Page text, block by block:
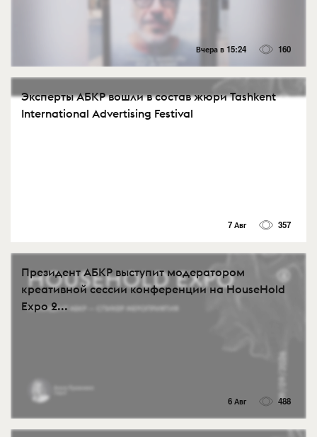
Вчера в 15:24 160
Эксперты АБКР вошли в состав жюри Tashkent
International Advertising Festival
7 Авг 357
Президент АБКР выступит модератором
креативной сессии конференции на HouseHold
Expo 2...
6 Авг 488